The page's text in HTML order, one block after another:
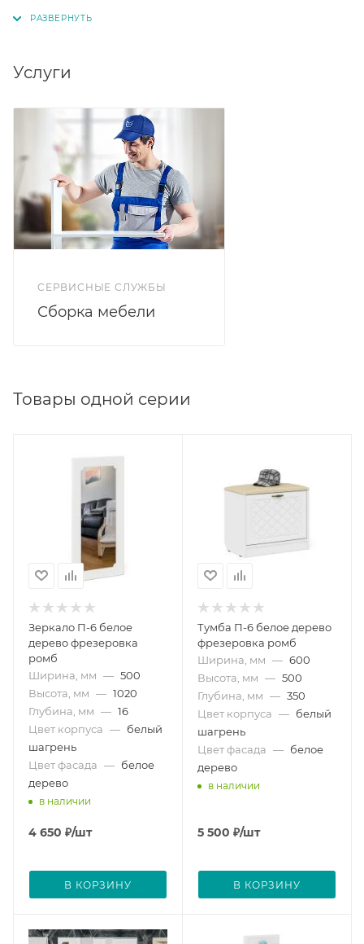
впишется в интерьер прихожей и поможет
Услуги
СЕРВИСНЫЕ СЛУЖБЫ
Сборка мебели
Товары одной серии
Зеркало П-6 белое
дерево фрезеровка
ромб
Ширина, мм — 500
Высота, мм — 1020
Глубина, мм — 16
Цвет корпуса — белый
шагрень
Цвет фасада — белое
дерево
в наличии
4 650 ₽/шт
В КОРЗИНУ
Тумба П-6 белое дерево
фрезеровка ромб
Ширина, мм — 600
Высота, мм — 500
Глубина, мм — 350
Цвет корпуса — белый
шагрень
Цвет фасада — белое
дерево
в наличии
5 500 ₽/шт
В КОРЗИНУ